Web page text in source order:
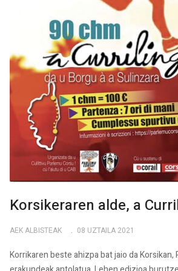
Korsikeraren alde, a
AEK ALBISTEAK 08 UZTAILA 2021
Korrikaren beste ahizpa bat jaio da Korsikan,